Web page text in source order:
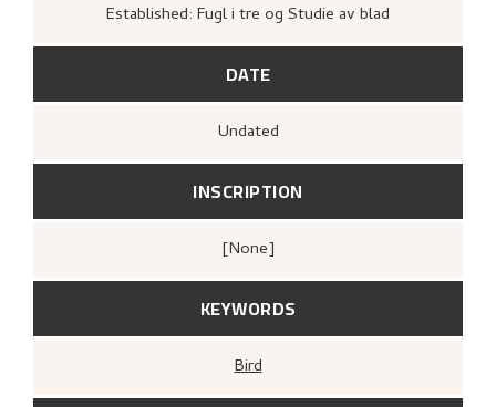
Established: Fugl i tre og Studie av blad
DATE
Undated
INSCRIPTION
[none]
KEYWORDS
Bird